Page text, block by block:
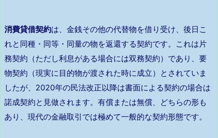
消費貸借契約は、金銭その他の代替物を借り受け、後日こ
れと同種・同等・同量の物を返還する契約です。これは片
務契約（ただし利息がある場合には双務契約）であり、要
物契約（現実に目的物が渡された時に成立）とされていま
したが、2020年の民法改正以降は書面による契約の場合は
諾成契約と見做されます。有償または無償、どちらの形も
あり、現代の金融取引では極めて一般的な契約形態です。